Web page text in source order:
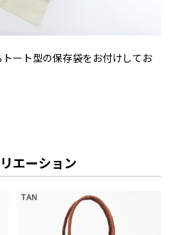
ート型の保存袋をお付けしてお
エーション